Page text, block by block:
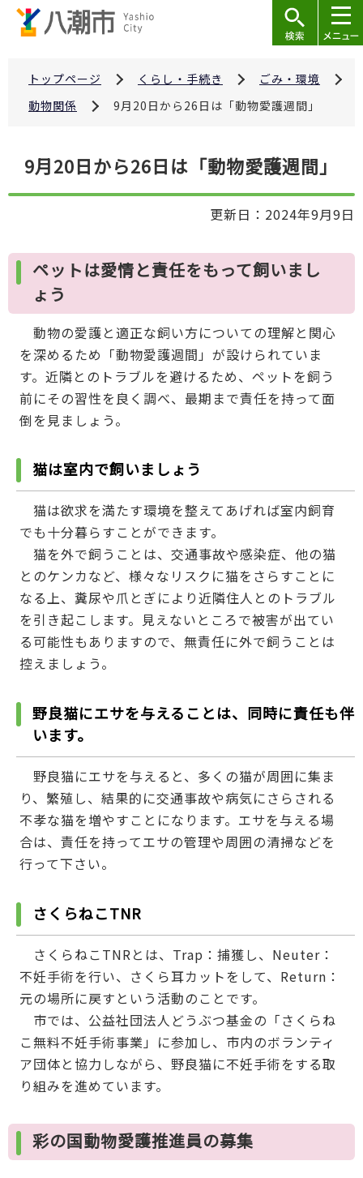
トップページ くらし・手続き
ごみ・環境
動物関係
9月20日から26日は「動物愛護週間」
こ
ら
9月20日から26日は「動物愛護週間」
更新日：2024年9月9日
ペットは愛情と責任をもって飼いまし
ょう
動物の愛護と適正な飼い方についての理解と関心
を深めるため「動物愛護週間」が設けられていま
す。近隣とのトラブルを避けるため、ペットを飼う
前にその習性を良く調べ、最期まで責任を持って面
倒を見ましょう。
猫は室内で飼いましょう
猫は欲求を満たす環境を整えてあげれば室内飼育
でも十分暮らすことができます。
猫を外で飼うことは、交通事故や感染症、他の猫
とのケンカなど、様々なリスクに猫をさらすことに
なる上、糞尿や爪とぎにより近隣住人とのトラブル
を引き起こします。見えないところで被害が出てい
る可能性もありますので、無責任に外で飼うことは
控えましょう。
野良猫にエサを与えることは、同時に責任も伴
います。
野良猫にエサを与えると、多くの猫が周囲に集ま
り、繁殖し、結果的に交通事故や病気にさらされる
不孝な猫を増やすことになります。エサを与える場
合は、責任を持ってエサの管理や周囲の清掃などを
行って下さい。
さくらねこTNR
さくらねこTNRとは、Trap：捕獲し、Neuter：
不妊手術を行い、さくら耳カットをして、Return：
元の場所に戻すという活動のことです。
市では、公益社団法人どうぶつ基金の「さくらね
こ無料不妊手術事業」に参加し、市内のボランティ
ア団体と協力しながら、野良猫に不妊手術をする取
り組みを進めています。
彩の国動物愛護推進員の募集